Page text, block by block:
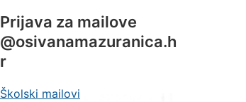
Prijava za mailove
@osivanamazuranica.h
r
Školski mailovi